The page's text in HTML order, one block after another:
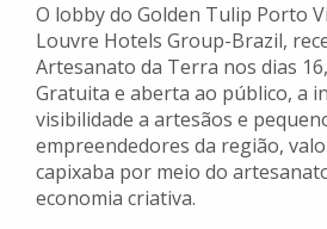
O lobby do Golden Tulip Porto
Louvre Hotels Group-Brazil,
Artesanato da Terra nos dias
Gratuita e aberta ao público, a
visibilidade a artesãos e
empreendedores da região,
capixaba por meio do
economia criativa.